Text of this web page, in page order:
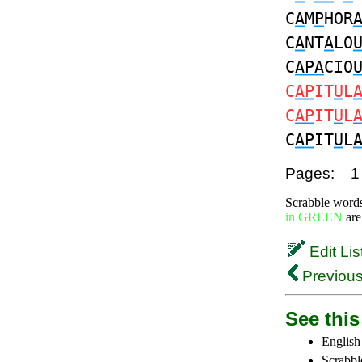
CAMPHORA
CANTALO
CAPACIOU
CAPITULA
CAPITULA
CAPITULA
Pages: 1
Scrabble
in GREEN
Edit
See